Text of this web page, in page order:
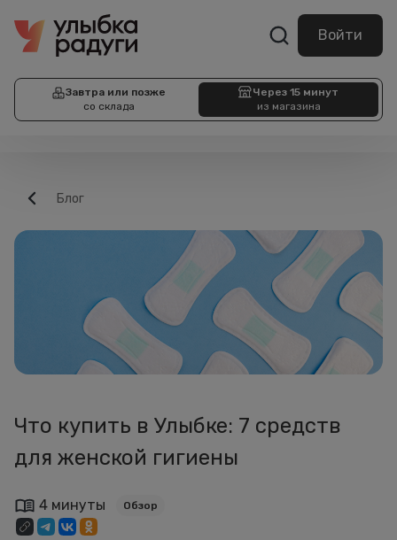
Войти
Завтра или позже
со склада
Через 15 минут
из магазина
Блог
Что купить в Улыбке: 7 средств
для женской гигиены
4 минуты Обзор